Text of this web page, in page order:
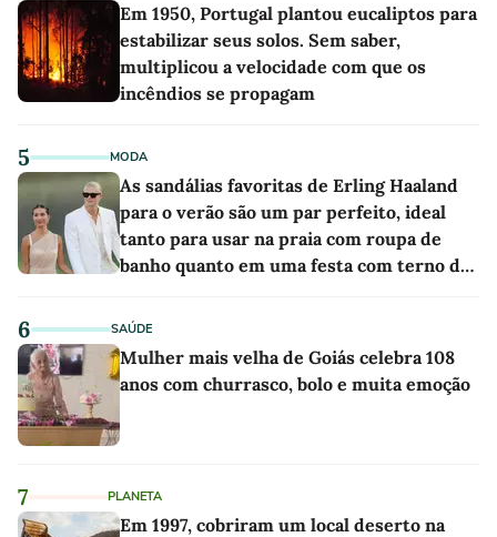
Em 1950, Portugal plantou eucaliptos para
estabilizar seus solos. Sem saber,
multiplicou a velocidade com que os
incêndios se propagam
5 MODA
As sandálias favoritas de Erling Haaland
para o verão são um par perfeito, ideal
tanto para usar na praia com roupa de
banho quanto em uma festa com terno de
6 SAÚDE
Mulher mais velha de Goiás celebra 108
anos com churrasco, bolo e muita emoção
7 PLANETA
Em 1997, cobriram um local deserto na